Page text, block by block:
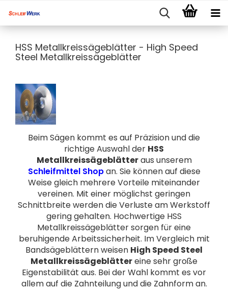
HSS Metallkreissägeblätter - High Speed
Steel Metallkreissägeblätter
Beim Sägen kommt es auf Präzision und die
richtige Auswahl der HSS
Metallkreissägeblätteraus unserem
Schleifmittel Shopan. Sie können auf diese
Weise gleich mehrere Vorteile miteinander
vereinen. Mit einer möglichst geringen
Schnittbreite werden die Verluste am Werkstoff
gering gehalten. Hochwertige HSS
Metallkreissägeblätter sorgen für eine
beruhigende Arbeitssicherheit. Im Vergleich mit
Bandsägeblättern weisen High Speed Steel
Metallkreissägeblättereine sehr große
Eigenstabilität aus. Bei der Wahl kommt es vor
allem auf die Zahnteilung und die Zahnform an.